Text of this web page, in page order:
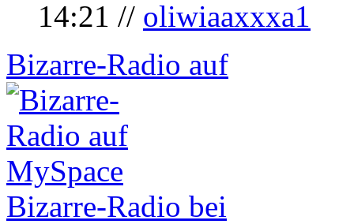
14:21 // oliwiaaxxxa1
Bizarre-Radio auf
Bizarre-Radio bei